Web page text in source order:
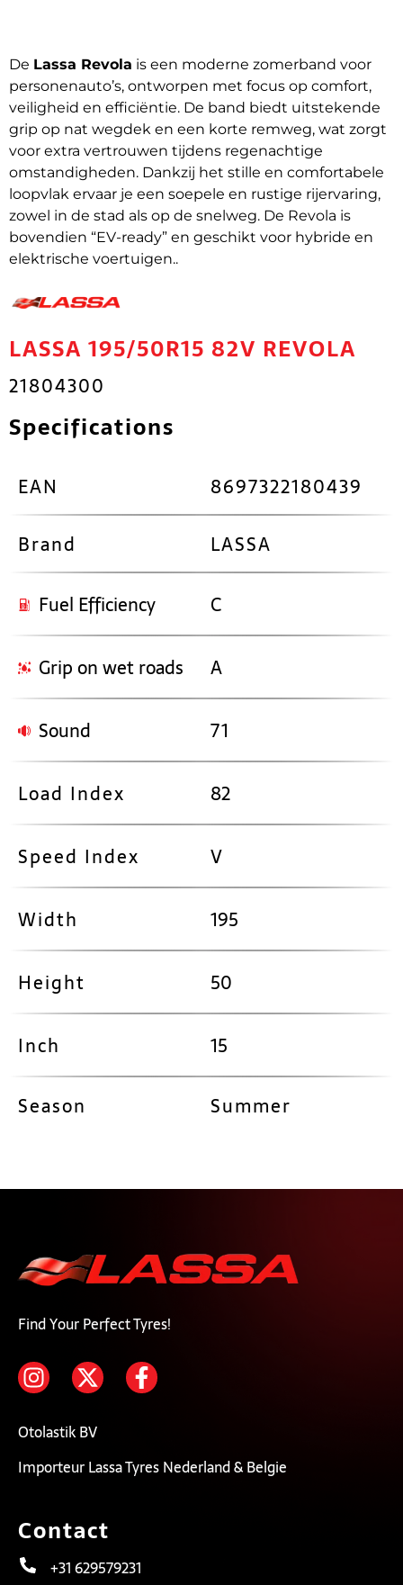
De Lassa Revola is een moderne zomerband voor
personenauto’s, ontworpen met focus op comfort,
veiligheid en efficiëntie. De band biedt uitstekende
grip op nat wegdek en een korte remweg, wat zorgt
voor extra vertrouwen tijdens regenachtige
omstandigheden. Dankzij het stille en comfortabele
loopvlak ervaar je een soepele en rustige rijervaring,
zowel in de stad als op de snelweg. De Revola is
bovendien “EV-ready” en geschikt voor hybride en
elektrische voertuigen..
LASSA 195/50R15 82V REVOLA
21804300
Specifications
EAN
8697322180439
Brand
LASSA
Fuel Efficiency C
Grip on wet roads A
Sound 71
Load Index 82
Speed Index V
Width 195
Height 50
Inch 15
Season Summer
Find Your Perfect Tyres!
Otolastik BV
Importeur Lassa Tyres Nederland & Belgie
Contact
+31 629579231